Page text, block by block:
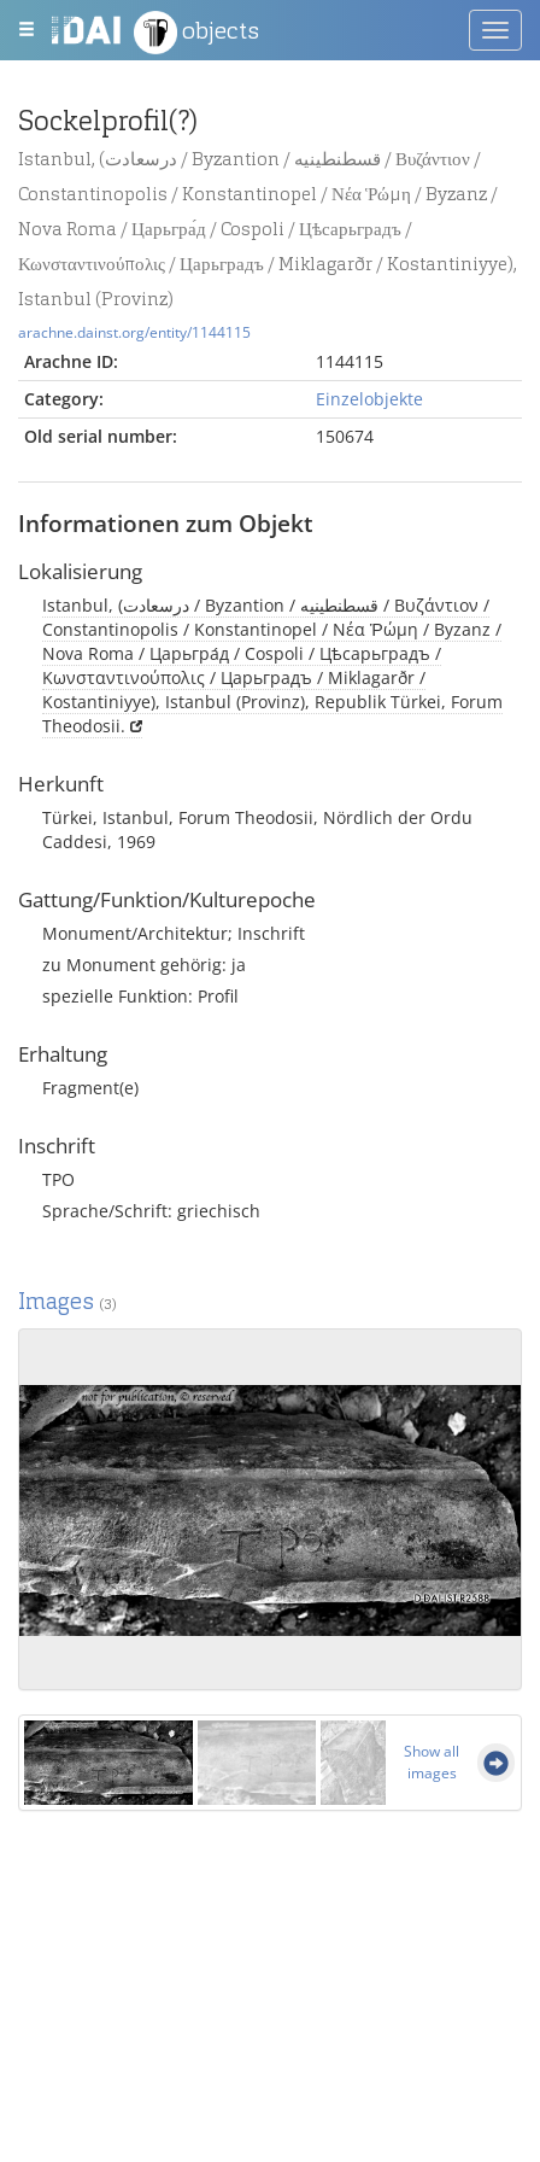
objects
Sockelprofil(?)
Istanbul, (درسعادت / Byzantion / قسطنطينيه / Βυζάντιον /
Constantinopolis / Konstantinopel / Νέα Ῥώμη / Byzanz /
Nova Roma / Царьгра́д / Cospoli / Цѣсарьградъ /
Κωνσταντινούπολις / Царьградъ / Miklagarðr / Kostantiniyye),
Istanbul (Provinz)
arachne.dainst.org/entity/1144115
Arachne ID:
1144115
Category:
Einzelobjekte
Old serial number:
150674
Informationen zum Objekt
Lokalisierung
Istanbul, (درسعادت / Byzantion / قسطنطينيه / Βυζάντιον /
Constantinopolis / Konstantinopel / Νέα Ῥώμη / Byzanz /
Nova Roma / Царьгра́д / Cospoli / Цѣсарьградъ /
Κωνσταντινούπολις / Царьградъ / Miklagarðr /
Kostantiniyye), Istanbul (Provinz), Republik Türkei, Forum
Theodosii.
Herkunft
Türkei, Istanbul, Forum Theodosii, Nördlich der Ordu
Caddesi, 1969
Gattung/Funktion/Kulturepoche
Monument/Architektur; Inschrift
zu Monument gehörig: ja
spezielle Funktion: Profil
Erhaltung
Fragment(e)
Inschrift
TPO
Sprache/Schrift: griechisch
Images (3)
Show all
images